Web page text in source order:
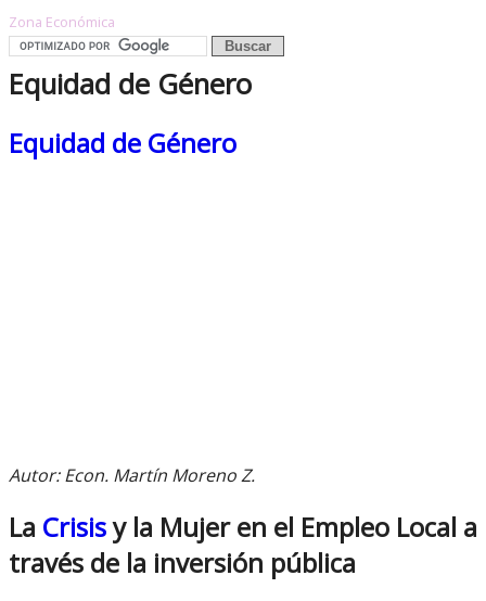
Zona Económica
Equidad de Género
Equidad de Género
Autor: Econ. Martín Moreno Z.
La Crisisy la Mujer en el Empleo Local a
través de la inversión pública